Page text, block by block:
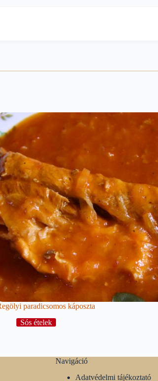
paradicsomos káposzta
Sós ételek
Navigáció
Adatvédelmi tájékoztató